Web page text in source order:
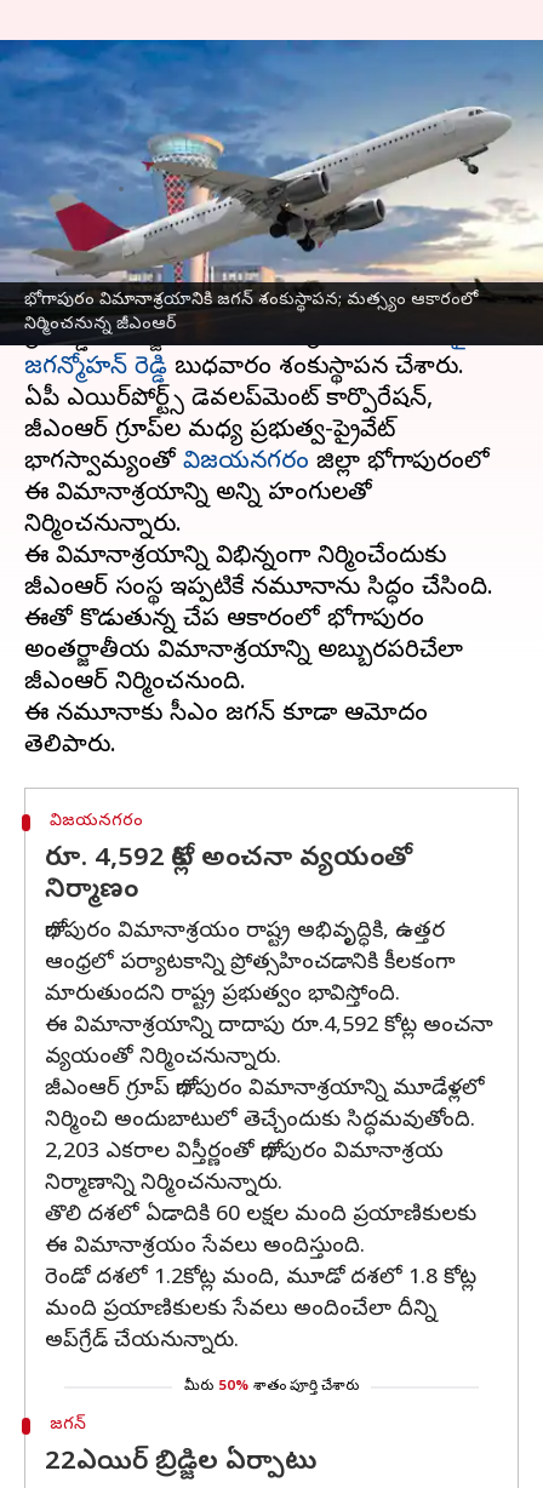
భోగాపురం విమానాశ్రయానికి జగన్ శంకుస్థాపన; మత్స్యం ఆకారంలో
నిర్మించనున్న జీఎంఆర్
భోగాపురం విమానాశ్రయానికి జగన్
శంకుస్థాపన; మత్స్యం ఆకారంలో
నిర్మించనున్న జీఎంఆర్
వ్రాసిన వారు Stalin May 03, 2023 11:42 am
ఈ వార్తాకథనం ఏంటి
ఉత్తరాంధ్ర ప్రజల చిరకాల స్వప్నమైన భోగాపురం
గ్రీన్‌ఫీల్డ్ అంతర్జాతీయ విమానాశ్రయానికి సీఎంవైఎస్
జగన్మోహన్ రెడ్డి బుధవారం శంకుస్థాపన చేశారు.
ఏపీ ఎయిర్‌పోర్ట్స్ డెవలప్‌మెంట్ కార్పొరేషన్,
జీఎంఆర్ గ్రూప్‌ల మధ్య ప్రభుత్వ-ప్రైవేట్
భాగస్వామ్యంతో విజయనగరం జిల్లా భోగాపురంలో
ఈ విమానాశ్రయాన్ని అన్ని హంగులతో
నిర్మించనున్నారు.
ఈ విమానాశ్రయాన్ని విభిన్నంగా నిర్మించేందుకు
జీఎంఆర్ సంస్థ ఇప్పటికే నమూనాను సిద్ధం చేసింది.
ఈతో కొడుతున్న చేప ఆకారంలో భోగాపురం
అంతర్జాతీయ విమానాశ్రయాన్ని అబ్బురపరిచేలా
జీఎంఆర్ నిర్మించనుంది.
ఈ నమూనాకు సీఎం జగన్ కూడా ఆమోదం
విజయనగరం
రూ. 4,592 కోట్ల అంచనా వ్యయంతో
నిర్మాణం
భోగాపురం విమానాశ్రయం రాష్ట్ర అభివృద్ధికి, ఉత్తర
ఆంధ్రలో పర్యాటకాన్ని ప్రోత్సహించడానికి కీలకంగా
మారుతుందని రాష్ట్ర ప్రభుత్వం భావిస్తోంది.
ఈ విమానాశ్రయాన్ని దాదాపు రూ.4,592 కోట్ల అంచనా
వ్యయంతో నిర్మించనున్నారు.
జీఎంఆర్ గ్రూప్‌ భోగాపురం విమానాశ్రయాన్ని మూడేళ్లలో
నిర్మించి అందుబాటులో తెచ్చేందుకు సిద్ధమవుతోంది.
2,203 ఎకరాల విస్తీర్ణంతో భోగాపురం విమానాశ్రయ
నిర్మాణాన్ని నిర్మించనున్నారు.
తొలి దశలో ఏడాదికి 60 లక్షల మంది ప్రయాణికులకు
ఈ విమానాశ్రయం సేవలు అందిస్తుంది.
రెండో దశలో 1.2కోట్ల మంది, మూడో దశలో 1.8 కోట్ల
మంది ప్రయాణికులకు సేవలు అందించేలా దీన్ని
అప్‌గ్రేడ్ చేయనున్నారు.
మీరు 50% శాతం పూర్తి చేశారు
జగన్
22ఎయిర్ బ్రిడ్జిల ఏర్పాటు